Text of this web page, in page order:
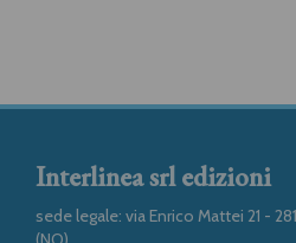
Interlinea srl edizioni
sede legale: via Enrico Mattei 21 -